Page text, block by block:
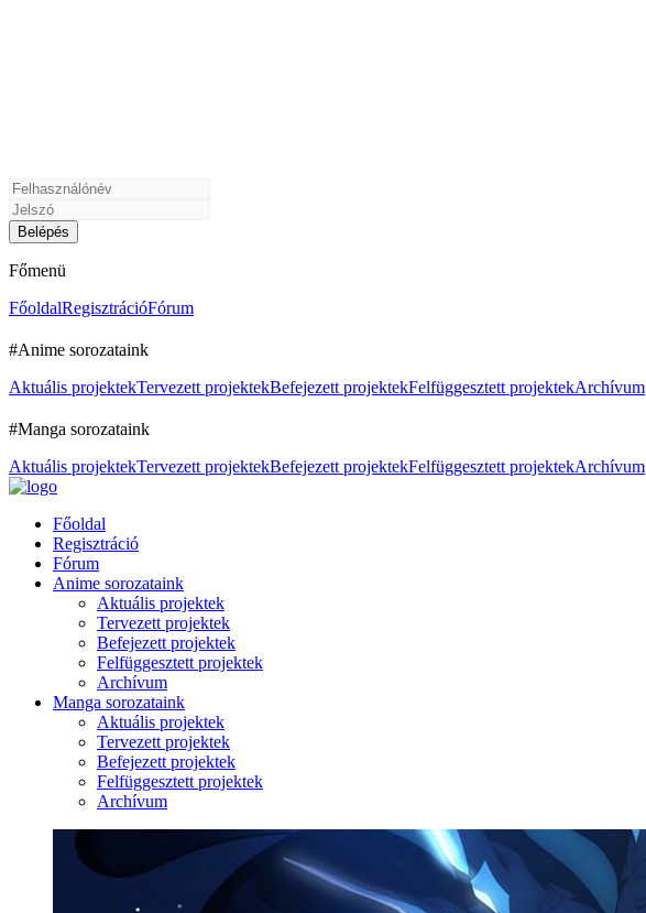
Főmenü
FőoldalRegisztrációFórum
#Anime sorozataink
Aktuális projektekTervezett projektekBefejezett projektekFelfüggesztett projektekArchívum
#Manga sorozataink
Aktuális projektekTervezett projektekBefejezett projektekFelfüggesztett projektekArchívum
Főoldal
Regisztráció
Fórum
Anime sorozataink
Aktuális projektek
Tervezett projektek
Befejezett projektek
Felfüggesztett projektek
Archívum
Manga sorozataink
Aktuális projektek
Tervezett projektek
Befejezett projektek
Felfüggesztett projektek
Archívum